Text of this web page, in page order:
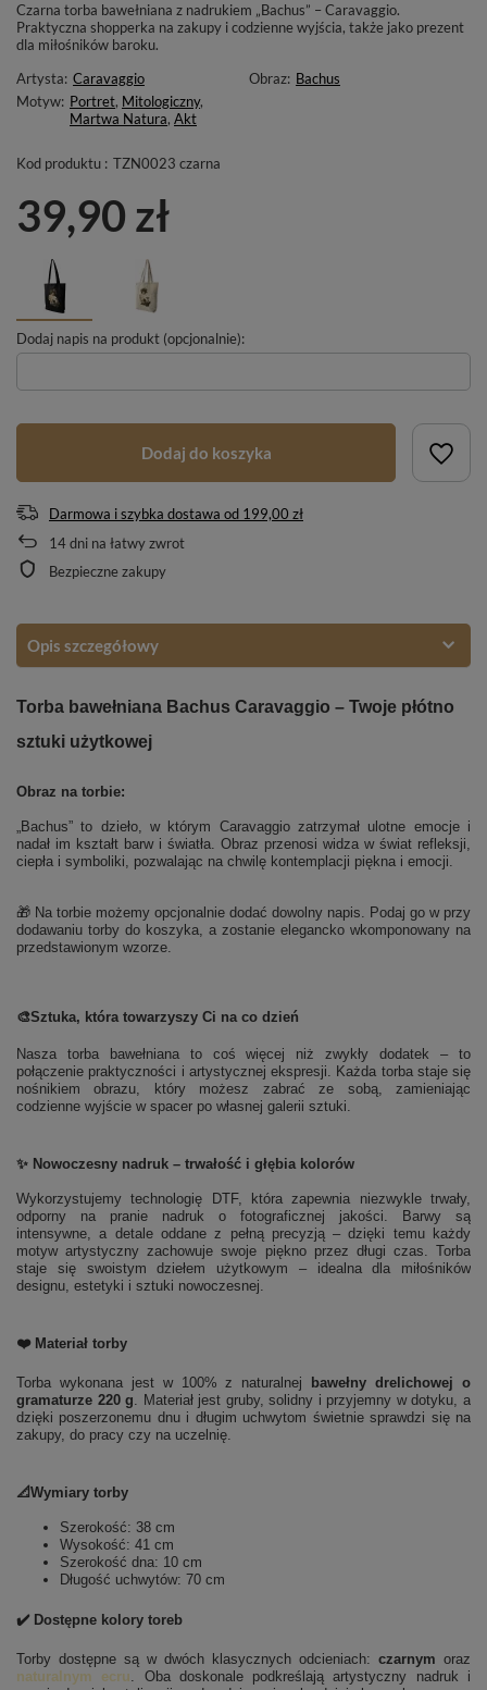
Czarna torba bawełniana z nadrukiem „Bachus” – Caravaggio.
Praktyczna shopperka na zakupy i codzienne wyjścia, także jako prezent
dla miłośników baroku.
Artysta: Caravaggio Obraz: Bachus
Motyw: Portret, Mitologiczny,
Martwa Natura, Akt
Kod produktu : TZN0023 czarna
39,90 zł
Dodaj napis na produkt (opcjonalnie):
Dodaj do koszyka
Darmowa i szybka dostawa od 199,00 zł
14dni na łatwy zwrot
Bezpieczne zakupy
Opis szczegółowy
Torba bawełniana Bachus Caravaggio – Twoje płótno
sztuki użytkowej
Obraz na torbie:
„Bachus” to dzieło, w którym Caravaggio zatrzymał ulotne emocje i
nadał im kształt barw i światła. Obraz przenosi widza w świat refleksji,
ciepła i symboliki, pozwalając na chwilę kontemplacji piękna i emocji.
🎁 Na torbie możemy opcjonalnie dodać dowolny napis. Podaj go w przy
dodawaniu torby do koszyka, a zostanie elegancko wkomponowany na
przedstawionym wzorze.
🎨Sztuka, która towarzyszy Ci na co dzień
Nasza torba bawełniana to coś więcej niż zwykły dodatek – to
połączenie praktyczności i artystycznej ekspresji. Każda torba staje się
nośnikiem obrazu, który możesz zabrać ze sobą, zamieniając
codzienne wyjście w spacer po własnej galerii sztuki.
✨ Nowoczesny nadruk – trwałość i głębia kolorów
Wykorzystujemy technologię DTF, która zapewnia niezwykle trwały,
odporny na pranie nadruk o fotograficznej jakości. Barwy są
intensywne, a detale oddane z pełną precyzją – dzięki temu każdy
motyw artystyczny zachowuje swoje piękno przez długi czas. Torba
staje się swoistym dziełem użytkowym – idealna dla miłośników
designu, estetyki i sztuki nowoczesnej.
❤️ Materiał torby
Torba wykonana jest w 100% z naturalnej
bawełny drelichowej o
gramaturze 220 g. Materiał jest gruby, solidny i przyjemny w dotyku, a
dzięki poszerzonemu dnu i długim uchwytom świetnie sprawdzi się na
zakupy, do pracy czy na uczelnię.
📐Wymiary torby
Szerokość: 38 cm
Wysokość: 41 cm
Szerokość dna: 10 cm
Długość uchwytów: 70 cm
✔️ Dostępne kolory toreb
Torby dostępne są w dwóch klasycznych odcieniach: czarnym oraz
naturalnym ecru. Oba doskonale podkreślają artystyczny nadruk i